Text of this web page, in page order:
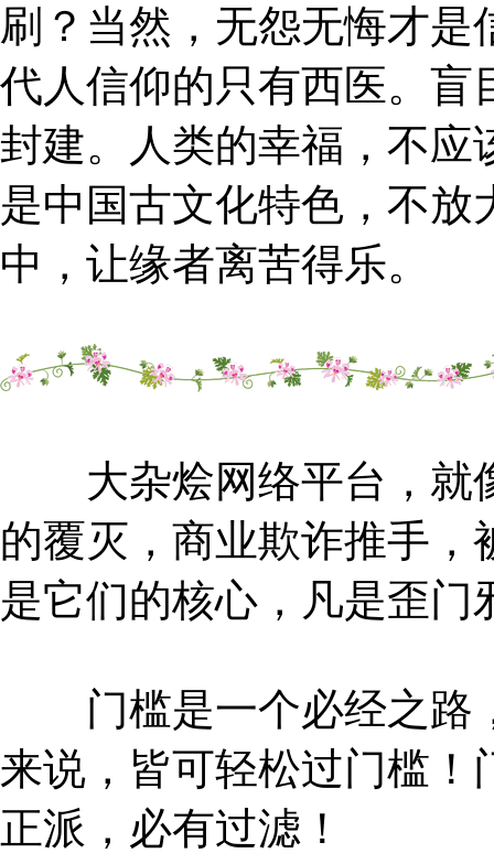
刷？当然，无怨无悔才
代人信仰的只有西医。盲
封建。人类的幸福，不应
是中国古文化特色，不
中，让缘者离苦得乐。
大杂烩网络平台，就
的覆灭，商业欺诈推手
是它们的核心，凡是歪门
门槛是一个必经之路
来说，皆可轻松过门槛！
正派，必有过滤！